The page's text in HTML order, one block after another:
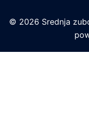
© 2026 Srednja